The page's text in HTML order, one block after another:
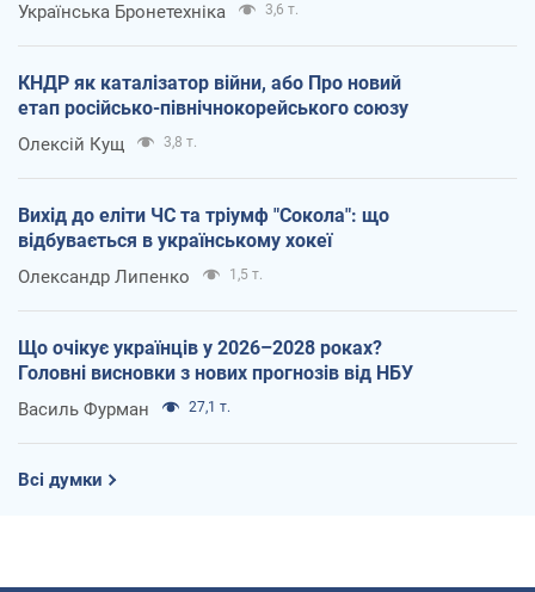
Українська Бронетехніка 3,6 т.
КНДР як каталізатор війни, або Про новий
етап російсько-північнокорейського союзу
Олексій Кущ 3,8 т.
Вихід до еліти ЧС та тріумф "Сокола": що
відбувається в українському хокеї
Олександр Липенко 1,5 т.
Що очікує українців у 2026–2028 роках?
Головні висновки з нових прогнозів від НБУ
Василь Фурман 27,1 т.
Всі думки